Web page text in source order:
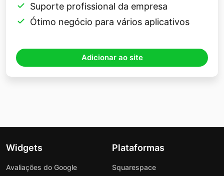
Suporte profissional da empresa
Ótimo negócio para vários aplicativos
Adicionar ao site
Widgets
Avaliações do Google
Plataformas
Squarespace